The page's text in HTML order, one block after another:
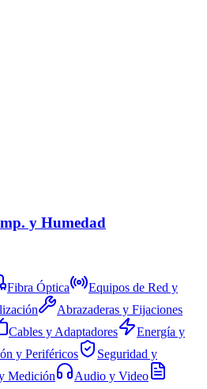
y Humedad
Fibra Óptica
Equipos de Red y
Abrazaderas y Fijaciones
Cables y Adaptadores
Energía y
y Periféricos
Seguridad y
Medición
Audio y Video